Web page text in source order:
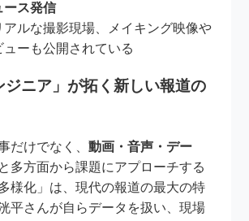
ース発信
アルな撮影現場、メイキング映像や
ューも公開されている
ジニア」が拓く新しい報道の
だけでなく、動画・音声・デー
多方面から課題にアプローチする
様化」は、現代の報道の最大の特
平さんが自らデータを扱い、現場